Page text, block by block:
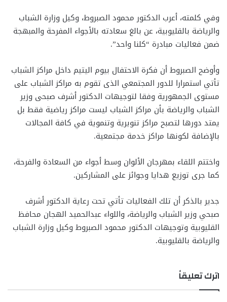
وفي كلمته، أعرب الدكتور محمود الصبروط، وكيل وزارة الشباب
والرياضة بالقليوبية، عن بالغ سعادته بالأجواء المفرحة والمبهجة
ضمن فعاليات مبادرة “كلنا واحد”.
وأوضح الصبروط أن فكرة الاحتفال بيوم اليتيم داخل مراكز الشباب
تأتي استمرارا للدور المجتمعي الذى تقوم به مراكز الشباب على
مستوى الجمهورية وفقا لتوجيهات الدكتور أشرف صبحى وزير
الشباب والرياضة بأن مراكز الشباب ليست مراكز رياضية فقط بل
يمتد دورها لتصبح مراكز تنويرية وتنموية في كافة المجالات
بالإضافة لكونها مراكز خدمة مجتمعية.
واختتم اللقاء بمهرجان الألوان وسط أجواء من السعادة والفرحة،
كما جرى توزيع هدايا وجوائز على المشاركين.
جدير بالذكر أن تلك الفعاليات تأتي تحت رعاية الدكتور أشرف
صبحي وزير الشباب والرياضة، واللواء عبدالحميد الهجان محافظ
القليوبية وتوجيهات الدكتور محمود الصبروط وكيل وزارة الشباب
والرياضة بالقليوبية.
اترك تعليقاً